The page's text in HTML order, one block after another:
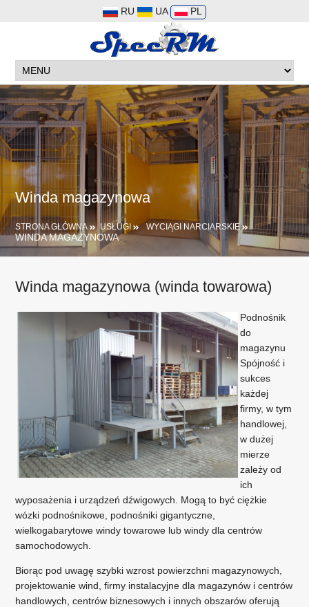
RU UA PL
Winda magazynowa
STRONA GŁÓWNA USŁUGI WYCIĄGI NARCIARSKIE
WINDA MAGAZYNOWA
Winda magazynowa (winda towarowa)
Podnośnik
do
magazynu
Spójność i
sukces
każdej
firmy, w tym
handlowej,
w dużej
mierze
zależy od
ich
wyposażenia i urządzeń dźwigowych. Mogą to być ciężkie
wózki podnośnikowe, podnośniki gigantyczne,
wielkogabarytowe windy towarowe lub windy dla centrów
samochodowych.
Biorąc pod uwagę szybki wzrost powierzchni magazynowych,
projektowanie wind, firmy instalacyjne dla magazynów i centrów
handlowych, centrów biznesowych i innych obszarów oferują